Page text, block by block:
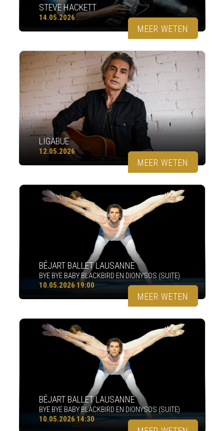
STEVE HACKETT
14.05.2026
MEER WETEN
LIGABUE
12.05.2026
MEER WETEN
BÉJART BALLET LAUSANNE
BYE BYE BABY BLACKBIRD EN DIONYSOS (SUITE)
10.05.2026 19:00
MEER WETEN
BÉJART BALLET LAUSANNE
BYE BYE BABY BLACKBIRD EN DIONYSOS (SUITE)
10.05.2026 14:30